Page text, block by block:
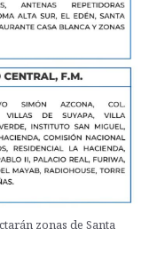
zonas de Santa